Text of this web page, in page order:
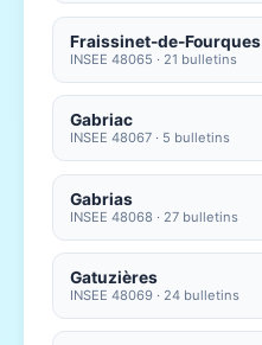
Fraissinet-de-Fourques
INSEE 48065 · 21 bulletins
Gabriac
INSEE 48067 · 5 bulletins
Gabrias
INSEE 48068 · 27 bulletins
Gatuzières
INSEE 48069 · 24 bulletins